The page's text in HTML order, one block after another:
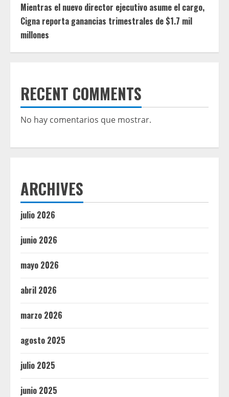
Mientras el nuevo director ejecutivo asume el cargo,
Cigna reporta ganancias trimestrales de $1.7 mil
millones
RECENT COMMENTS
No hay comentarios que mostrar.
ARCHIVES
julio 2026
junio 2026
mayo 2026
abril 2026
marzo 2026
agosto 2025
julio 2025
junio 2025